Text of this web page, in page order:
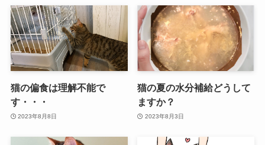
猫の偏食は理解不能で
す・・・
2023年8月8日
猫の夏の水分補給どうして
ますか？
2023年8月3日